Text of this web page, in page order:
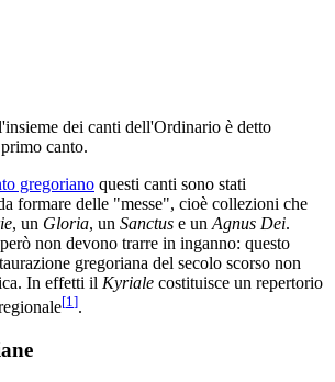
dei canti dell'Ordinario è detto
canto.
gregoriano questi canti sono stati
formare delle "messe", cioè collezioni che
, un Gloria, un Sanctus e unAgnus Dei.
non devono trarre in inganno: questo
gregoriana del secolo scorso non
In effetti il Kyriale costituisce un repertorio
[1].